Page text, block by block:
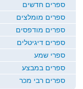
ספרים חדשים
ספרים מומלצים
ספרים מודפסים
ספרים דיגיטלים
ספרי שמע
ספרים במבצע
ספרים רבי מכר